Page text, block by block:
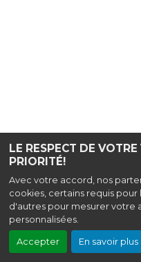
LE RESPECT DE
PRIORITÉ!
Avec votre accord, nos
cookies, certains requis
d'autres pour mesurer votre
personnalisées.
Accepter En savoir plus